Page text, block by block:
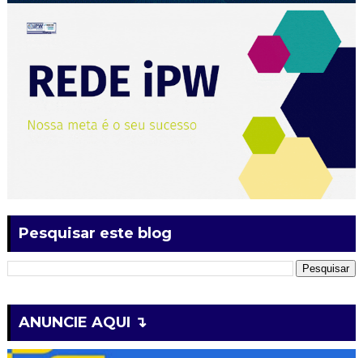
Pesquisar este blog
ANUNCIE AQUI ↴